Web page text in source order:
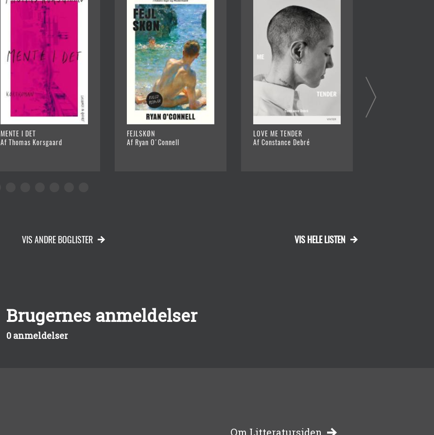
MENTE I DET
Af Thomas Korsgaard
FEJLSKØN
Af Ryan O'Connell
LOVE ME TENDER
Af Constance Debré
VIS HELE LISTEN
VIS ANDRE BOGLISTER
Brugernes anmeldelser
0 anmeldelser